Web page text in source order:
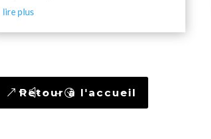
lire plus
Retour à l'accueil